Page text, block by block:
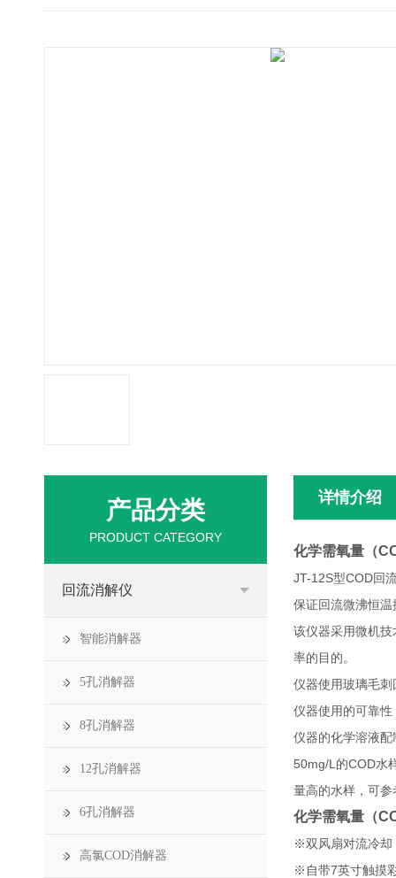
详情介绍
化学需氧量（
JT-12S型COD回
保证回流微沸恒
该仪器采用微机
率的目的。
仪器使用玻璃毛
仪器使用的可靠
仪器的化学溶液
50mg/L的COD水
量高的水样，可
化学需氧量（
※双风扇对流冷却
※自带7英寸触摸
产品分类
PRODUCT CATEGORY
回流消解仪
智能消解器
5孔消解器
8孔消解器
12孔消解器
6孔消解器
高氯COD消解器